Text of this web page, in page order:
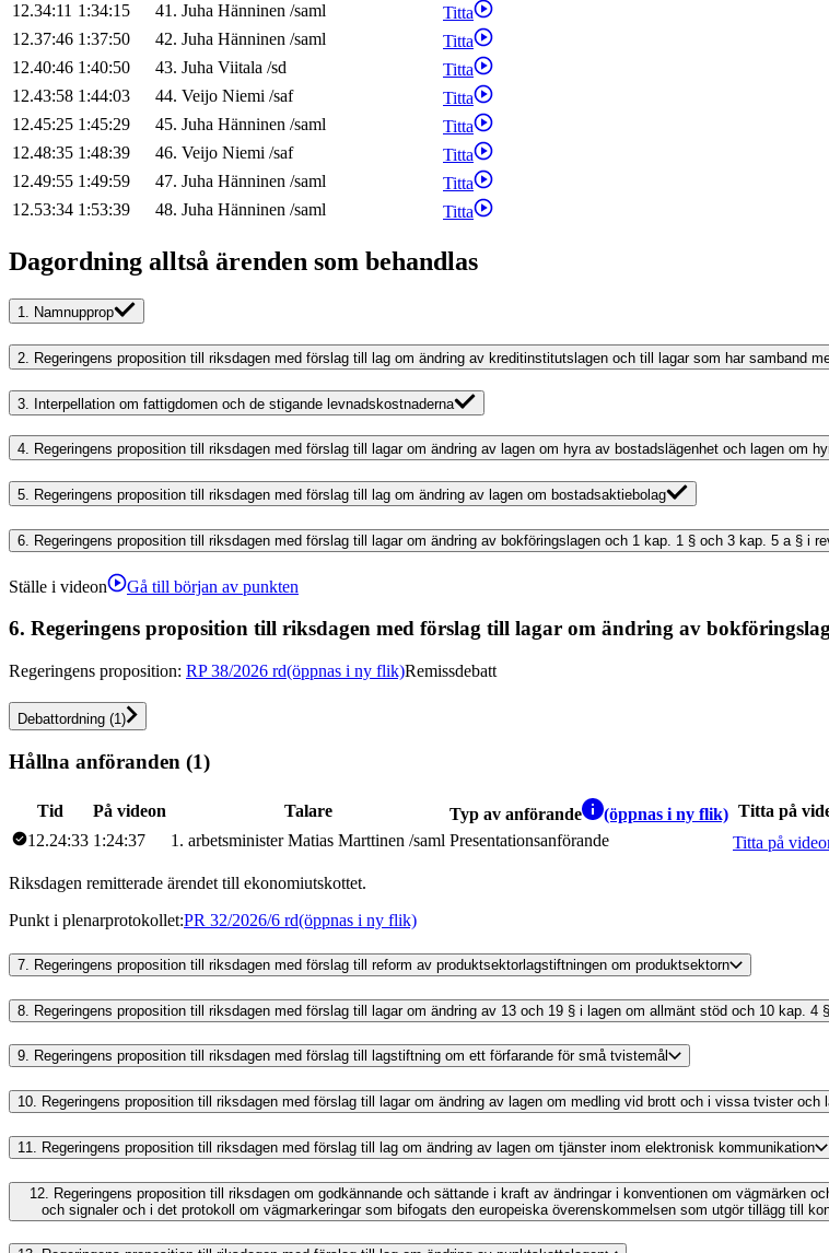
12.34:11 1:34:15 41. Juha Hänninen /saml
Titta
12.37:46 1:37:50 42. Juha Hänninen /saml
Titta
12.40:46 1:40:50 43. Juha Viitala /sd
Titta
12.43:58 1:44:03 44. Veijo Niemi /saf
Titta
12.45:25 1:45:29 45. Juha Hänninen /saml
Titta
12.48:35 1:48:39 46. Veijo Niemi /saf
Titta
12.49:55 1:49:59 47. Juha Hänninen /saml
Titta
12.53:34 1:53:39 48. Juha Hänninen /saml Titta
Dagordning alltså ärenden som behandlas
1. Namnupprop
2. Regeringens proposition till riksdagen med förslag till lag om ändring av kreditinstitutslagen och till lagar som har samband
3. Interpellation om fattigdomen och de stigande levnadskostnaderna
4. Regeringens proposition till riksdagen med förslag till lagar om ändring av lagen om hyra av bostadslägenhet och lagen om
5. Regeringens proposition till riksdagen med förslag till lag om ändring av lagen om bostadsaktiebolag
6. Regeringens proposition till riksdagen med förslag till lagar om ändring av bokföringslagen och 1 kap. 1 § och 3 kap. 5 a § i
Ställe i videon Gå till början av punkten
6. Regeringens proposition till riksdagen med förslag till lagar om ändring av
Regeringens proposition: RP 38/2026 rd(öppnas i ny flik)Remissdebatt
Debattordning (1 )
Hållna anföranden (1)
Tid På videon Talare Typ av anförande (öppnas i ny flik) Titta på
12.24:33 1:24:37 1 . arbetsminister Matias Marttinen /saml Presentationsanförande Titta på
Riksdagen remitterade ärendet till ekonomiutskottet.
Punkt i plenarprotokollet:PR 32/2026/6 rd(öppnas i ny flik)
7. Regeringens proposition till riksdagen med förslag till reform av produktsektorlagstiftningen om produktsektorn
8. Regeringens proposition till riksdagen med förslag till lagar om ändring av 13 och 19 § i lagen om allmänt stöd och 10 kap.
9. Regeringens proposition till riksdagen med förslag till lagstiftning om ett förfarande för små tvistemål
10. Regeringens proposition till riksdagen med förslag till lagar om ändring av lagen om medling vid brott och i vissa tvister och
11. Regeringens proposition till riksdagen med förslag till lag om ändring av lagen om tjänster inom elektronisk kommunikation
12. Regeringens proposition till riksdagen om godkännande och sättande i kraft av ändringar i konventionen om vägmärken
och signaler och i det protokoll om vägmarkeringar som bifogats den europeiska överenskommelsen som utgör tillägg till